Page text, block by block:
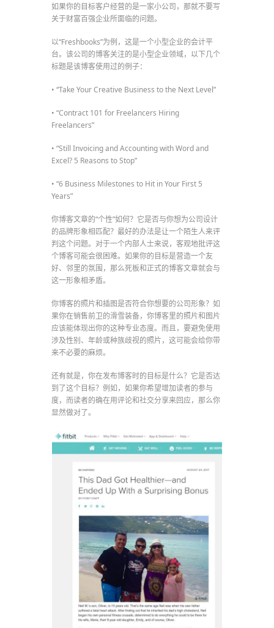
如果你的目标客户经营的是一家小公司，那就不要写
关于财富百强企业所面临的问题。
以“Freshbooks”为例，这是一个小型企业的会计平
台。该公司的博客关注的是小型企业领域，以下几个
标题是该博客使用过的例子：
• “Take Your Creative Business to the Next Level”
• “Contract 101 for Freelancers Hiring
Freelancers”
• “Still Invoicing and Accounting with Word and
Excel? 5 Reasons to Stop”
• “6 Business Milestones to Hit in Your First 5
Years”
你博客文章的“个性”如何？它是否与你想为公司设计
的品牌形象相匹配？最好的办法是让一个陌生人来评
判这个问题。对于一个内部人士来说，客观地批评这
个博客可能会很困难。如果你的目标是营造一个友
好、邻里的氛围，那么死板和正式的博客文章就会与
这一形象相矛盾。
你博客的照片和插图是否符合你想要的公司形象？如
果你在销售前卫的滑雪装备，你博客里的照片和图片
应该能体现出你的这种专业态度。而且，要避免使用
涉及性别、年龄或种族歧视的照片，这可能会给你带
来不必要的麻烦。
还有就是，你在发布博客时的目标是什么？它是否达
到了这个目标？例如，如果你希望增加读者的参与
度，而读者的确在用评论和社交分享来回应，那么你
显然做对了。